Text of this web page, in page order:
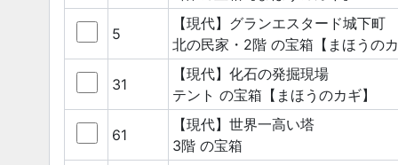
5
【現代】グランエスタード城下町
北の民家・2階 の宝箱 【まほうの
31
【現代】化石の発掘現場
テント の宝箱 【まほうのカギ】
61
【現代】世界一高い塔
3階 の宝箱